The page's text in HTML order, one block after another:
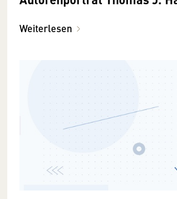
Weiterlesen